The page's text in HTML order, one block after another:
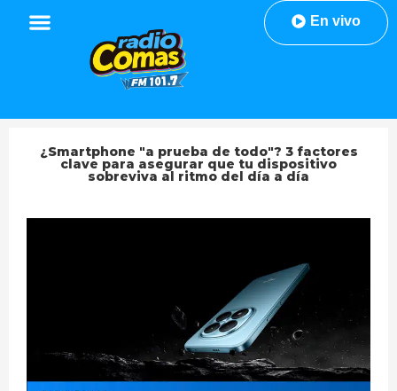
En vivo
¿Smartphone "a prueba de todo"? 3 factores
clave para asegurar que tu dispositivo
sobreviva al ritmo del día a día